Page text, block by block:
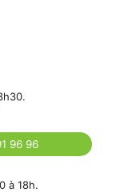
96 96
à 18h.